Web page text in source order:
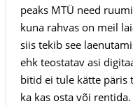
peaks MTÜ need
kuna rahvas on meil
siis tekib see
ehk teostatav asi
bitid ei tule kätte päris
ka kas osta või